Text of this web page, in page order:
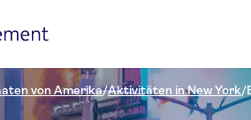
von Amerika/Aktivitäten in New York/